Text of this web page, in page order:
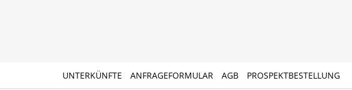
UNTERKÜNFTE ANFRAGEFORMULAR AGB PROSPEKTBESTELLUNG